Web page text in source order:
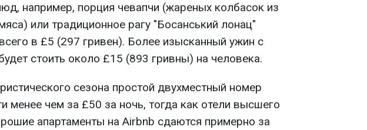
например, порция чевапчи (жареных колбасок из
или традиционное рагу "Босанський лонац"
в £5 (297 гривен). Более изысканный ужин с
стоить около £15 (893 гривны) на человека.
сезона простой двухместный номер
менее чем за £50 за ночь, тогда как отели высшего
апартаменты на Airbnb сдаются примерно за